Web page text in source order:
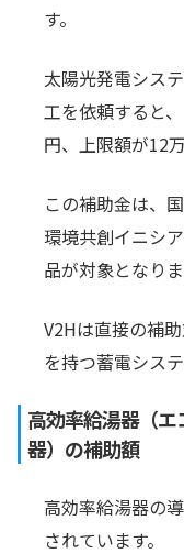
す。
太陽光発電シス
工を依頼すると
円、上限額が12
この補助金は、
環境共創イニシ
品が対象となりま
V2Hは直接の補
を持つ蓄電シス
高効率給湯器（
器）の補助額
高効率給湯器の
されています。